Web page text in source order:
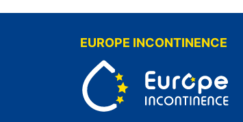
EUROPE INCONTINENCE